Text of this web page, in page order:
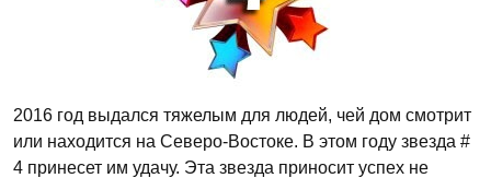
2016 год выдался тяжелым для людей, чей дом смотрит
или находится на Северо-Востоке. В этом году звезда #
4 принесет им удачу. Эта звезда приносит успех не